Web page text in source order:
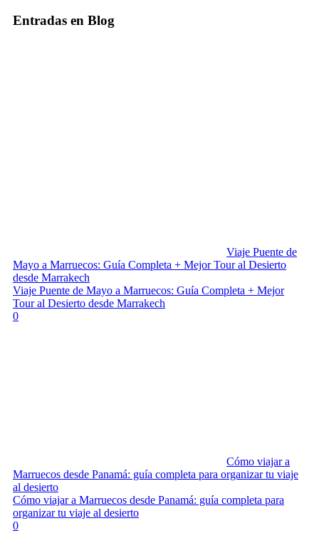
Entradas en Blog
Viaje Puente de
Mayo a Marruecos: Guía Completa + Mejor Tour al Desierto
desde Marrakech
Viaje Puente de Mayo a Marruecos: Guía Completa + Mejor
Tour al Desierto desde Marrakech
0
Cómo viajar a
Marruecos desde Panamá: guía completa para organizar tu viaje
al desierto
Cómo viajar a Marruecos desde Panamá: guía completa para
organizar tu viaje al desierto
0